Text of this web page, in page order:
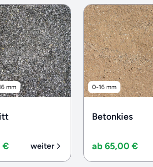
mm
€ weiter
0-16 mm
Betonkies
ab 65,00 €